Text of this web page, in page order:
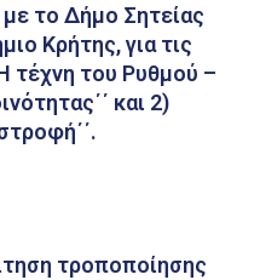
το Δήμο Σητείας
Κρήτης, για τις
τέχνη του Ρυθμού –
και 2)
τροποποίησης